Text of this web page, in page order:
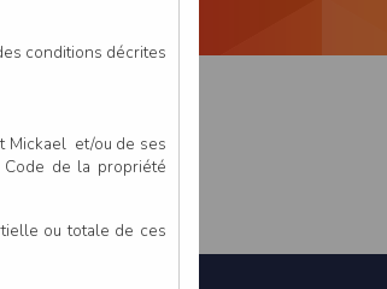
conditions décrites
Mickael et/ou de ses
de la propriété
ou totale de ces